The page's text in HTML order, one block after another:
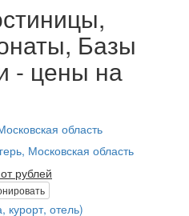
Базы
- цены на
Московская область
рублей